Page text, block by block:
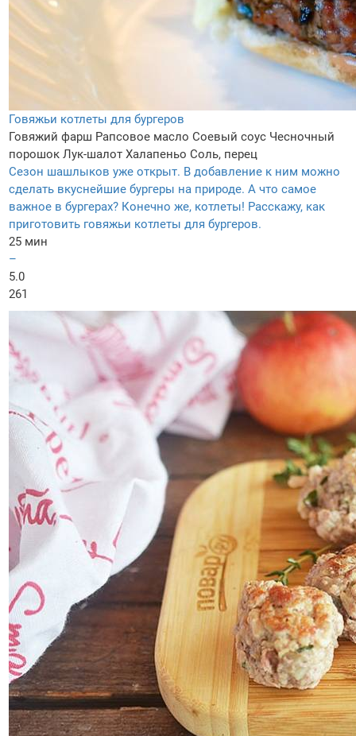
Говяжьи котлеты для бургеров
Говяжий фарш Рапсовое масло Соевый соус Чесночный
порошок Лук-шалот Халапеньо Соль, перец
Сезон шашлыков уже открыт. В добавление к ним можно
сделать вкуснейшие бургеры на природе. А что самое
важное в бургерах? Конечно же, котлеты! Расскажу, как
приготовить говяжьи котлеты для бургеров.
25 мин
–
5.0
261